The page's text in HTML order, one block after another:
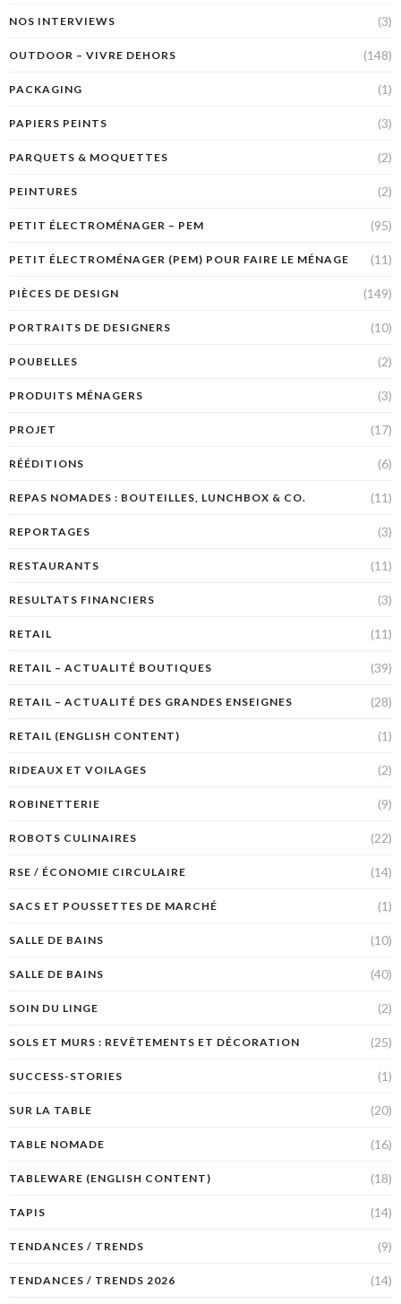
NOS INTERVIEWS (3)
OUTDOOR – VIVRE DEHORS (148)
PACKAGING (1)
PAPIERS PEINTS (3)
PARQUETS & MOQUETTES (2)
PEINTURES (2)
PETIT ÉLECTROMÉNAGER – PEM (95)
PETIT ÉLECTROMÉNAGER (PEM) POUR FAIRE LE MÉNAGE (11)
PIÈCES DE DESIGN (149)
PORTRAITS DE DESIGNERS (10)
POUBELLES (2)
PRODUITS MÉNAGERS (3)
PROJET (17)
RÉÉDITIONS (6)
REPAS NOMADES : BOUTEILLES, LUNCHBOX & CO. (11)
REPORTAGES (3)
RESTAURANTS (11)
RESULTATS FINANCIERS (3)
RETAIL (11)
RETAIL – ACTUALITÉ BOUTIQUES (39)
RETAIL – ACTUALITÉ DES GRANDES ENSEIGNES (28)
RETAIL (ENGLISH CONTENT) (1)
RIDEAUX ET VOILAGES (2)
ROBINETTERIE (9)
ROBOTS CULINAIRES (22)
RSE / ÉCONOMIE CIRCULAIRE (14)
SACS ET POUSSETTES DE MARCHÉ (1)
SALLE DE BAINS (10)
SALLE DE BAINS (40)
SOIN DU LINGE (2)
SOLS ET MURS : REVÊTEMENTS ET DÉCORATION (25)
SUCCESS-STORIES (1)
SUR LA TABLE (20)
TABLE NOMADE (16)
TABLEWARE (ENGLISH CONTENT) (18)
TAPIS (14)
TENDANCES / TRENDS (9)
TENDANCES / TRENDS 2026 (14)